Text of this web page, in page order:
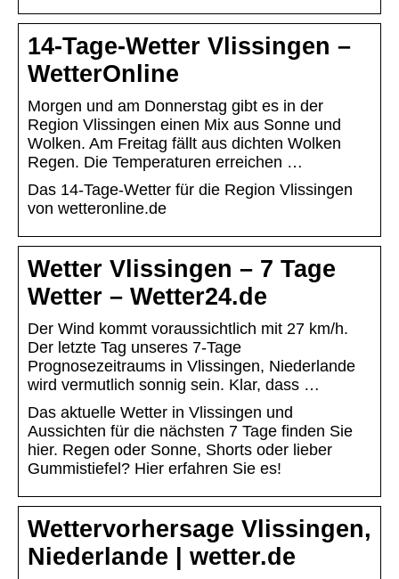
14-Tage-Wetter Vlissingen –
WetterOnline
Morgen und am Donnerstag gibt es in der
Region Vlissingen einen Mix aus Sonne und
Wolken. Am Freitag fällt aus dichten Wolken
Regen. Die Temperaturen erreichen …
Das 14-Tage-Wetter für die Region Vlissingen
von wetteronline.de
Wetter Vlissingen – 7 Tage
Wetter – Wetter24.de
Der Wind kommt voraussichtlich mit 27 km/h.
Der letzte Tag unseres 7-Tage
Prognosezeitraums in Vlissingen, Niederlande
wird vermutlich sonnig sein. Klar, dass …
Das aktuelle Wetter in Vlissingen und
Aussichten für die nächsten 7 Tage finden Sie
hier. Regen oder Sonne, Shorts oder lieber
Gummistiefel? Hier erfahren Sie es!
Wettervorhersage Vlissingen,
Niederlande | wetter.de